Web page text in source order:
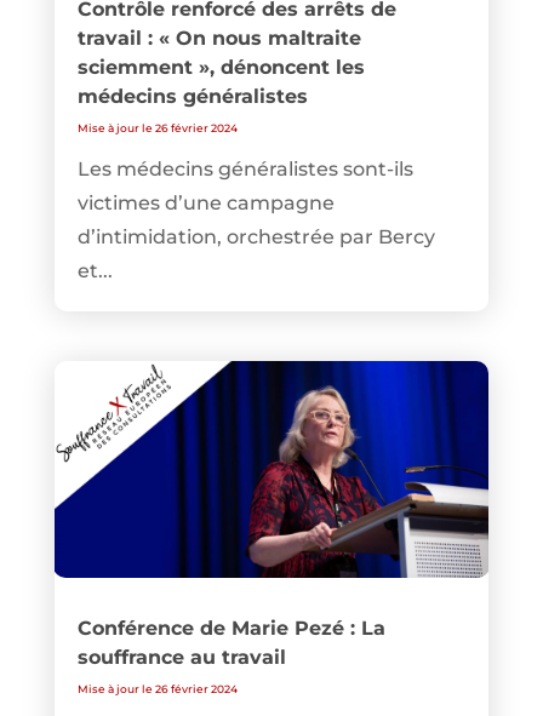
Contrôle renforcé des arrêts de
travail : « On nous maltraite
sciemment », dénoncent les
médecins généralistes
Mise à jour le 26 février 2024
Les médecins généralistes sont-ils
victimes d’une campagne
d’intimidation, orchestrée par Bercy
et...
Conférence de Marie Pezé : La
souffrance au travail
Mise à jour le 26 février 2024